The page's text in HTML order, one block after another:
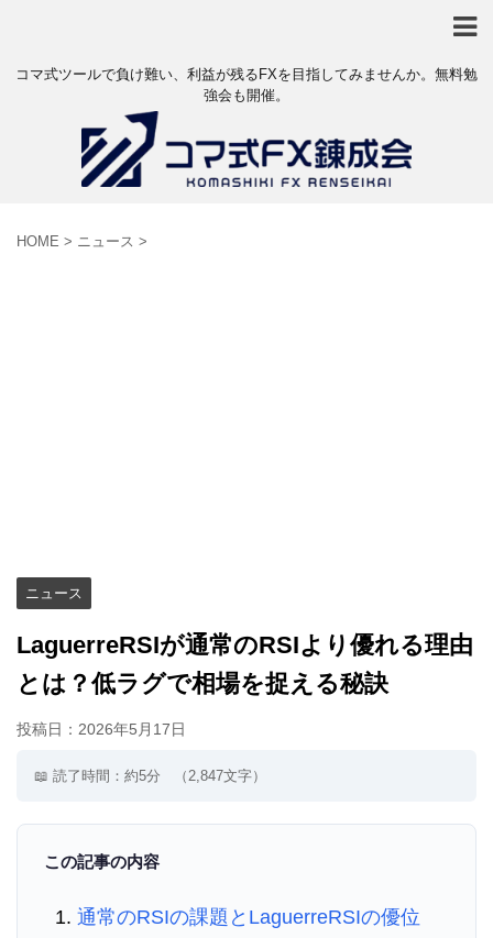
コマ式ツールで負け難い、利益が残るFXを目指してみませんか。無料勉
強会も開催。
HOME > ニュース >
ニュース
LaguerreRSIが通常のRSIより優れる理由
とは？低ラグで相場を捉える秘訣
投稿日： 2026年5月17日
📖 読了時間：約5分 （2,847文字）
この記事の内容
通常のRSIの課題とLaguerreRSIの優位